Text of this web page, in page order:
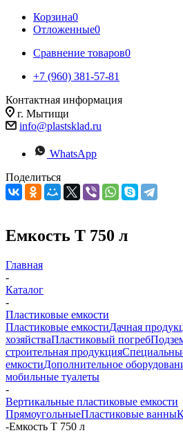
Корзина0
Отложенные0
Сравнение товаров0
+7 (960) 381-57-81
Контактная информация
г. Мытищи
info@plastsklad.ru
WhatsApp
Поделиться
Емкость T 750 л
Главная
-
Каталог
-
Пластиковые емкости
Пластиковые емкостиДачная
хозяйстваПластиковый погреб
строительная продукция
емкостиДополнительное
мобильные туалеты
-
Вертикальные пластиковые емкости
ПрямоугольныеПластиковые ванны
-Емкость T 750 л